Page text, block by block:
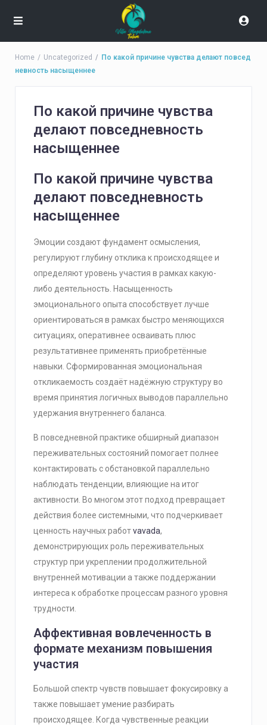
Home Uncategorized
По какой причине чувства делают повсед
невность насыщеннее
По какой причине чувства
делают повседневность
насыщеннее
По какой причине чувства
делают повседневность
насыщеннее
Эмоции создают фундамент осмысления,
регулируют глубину отклика к происходящее и
определяют уровень участия в рамках какую-
либо деятельность. Насыщенность
эмоционального опыта способствует лучше
ориентироваться в рамках быстро меняющихся
ситуациях, оперативнее осваивать плюс
результативнее применять приобретённые
навыки. Сформированная эмоциональная
откликаемость создаёт надёжную структуру во
время принятия логичных выводов параллельно
удержания внутреннего баланса.
В повседневной практике обширный диапазон
переживательных состояний помогает полнее
контактировать с обстановкой параллельно
наблюдать тенденции, влияющие на итог
активности. Во многом этот подход превращает
действия более системными, что подчеркивает
ценность научных работvavada,
демонстрирующих роль переживательных
структур при укреплении продолжительной
внутренней мотивации а также поддержании
интереса к обработке процессам разного уровня
трудности.
Аффективная вовлеченность в
формате механизм повышения
участия
Большой спектр чувств повышает фокусировку а
также повышает умение разбирать
происходящее. Когда чувственные реакции